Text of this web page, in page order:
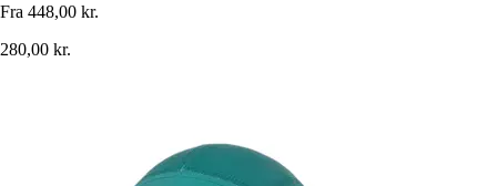
Fra 448,00 kr.
280,00 kr.